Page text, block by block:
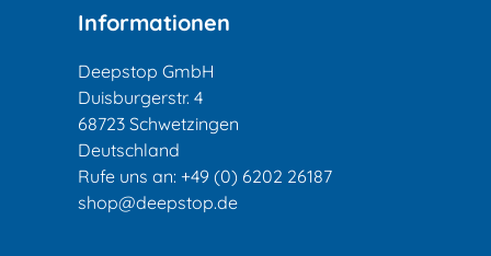
Informationen
Deepstop GmbH
Duisburgerstr. 4
68723 Schwetzingen
Deutschland
Rufe uns an: +49 (0) 6202 26187
shop@deepstop.de